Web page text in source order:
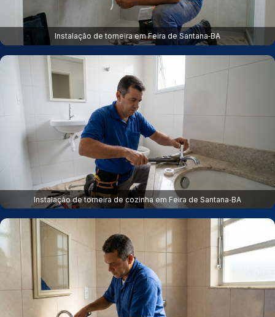
Instalação de torneira em Feira de Santana‑BA
Instalação de torneira de cozinha em Feira de Santana‑BA